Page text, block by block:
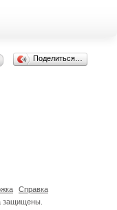
Поделиться…
защищены.
Справка